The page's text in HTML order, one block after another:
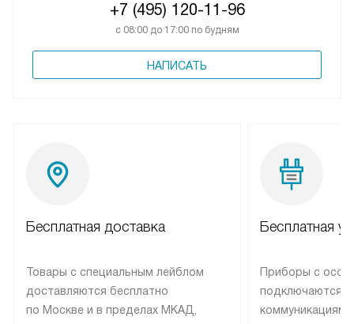
+7 (495) 120-11-96
с 08:00 до 17:00 по будням
НАПИСАТЬ
Бесплатная доставка
Товары с специальным лейблом
доставляются бесплатно
по Москве и в пределах МКАД,
Бесплатная
Приборы с
подключаются к
коммуникациям